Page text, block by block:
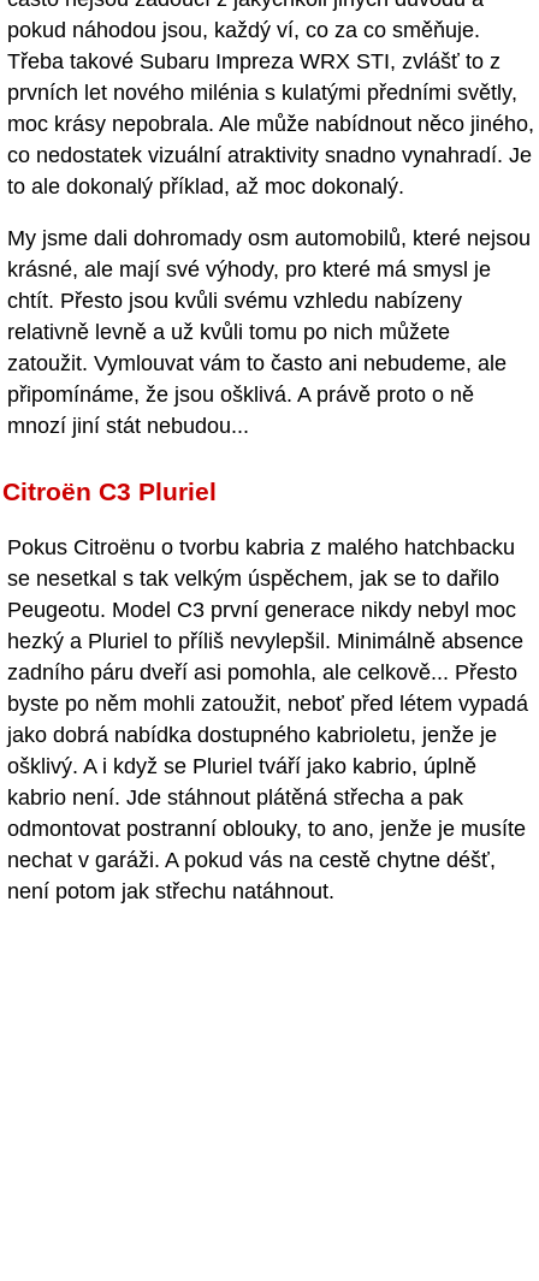
pokud náhodou jsou, každý ví, co za co směňuje.
Třeba takové Subaru Impreza WRX STI, zvlášť to z
prvních let nového milénia s kulatými předními světly,
moc krásy nepobrala. Ale může nabídnout něco jiného,
co nedostatek vizuální atraktivity snadno vynahradí. Je
to ale dokonalý příklad, až moc dokonalý.
My jsme dali dohromady osm automobilů, které nejsou
krásné, ale mají své výhody, pro které má smysl je
chtít. Přesto jsou kvůli svému vzhledu nabízeny
relativně levně a už kvůli tomu po nich můžete
zatoužit. Vymlouvat vám to často ani nebudeme, ale
připomínáme, že jsou ošklivá. A právě proto o ně
mnozí jiní stát nebudou...
Citroën C3 Pluriel
Pokus Citroënu o tvorbu kabria z malého hatchbacku
se nesetkal s tak velkým úspěchem, jak se to dařilo
Peugeotu. Model C3 první generace nikdy nebyl moc
hezký a Pluriel to příliš nevylepšil. Minimálně absence
zadního páru dveří asi pomohla, ale celkově... Přesto
byste po něm mohli zatoužit, neboť před létem vypadá
jako dobrá nabídka dostupného kabrioletu, jenže je
ošklivý. A i když se Pluriel tváří jako kabrio, úplně
kabrio není. Jde stáhnout plátěná střecha a pak
odmontovat postranní oblouky, to ano, jenže je musíte
nechat v garáži. A pokud vás na cestě chytne déšť,
není potom jak střechu natáhnout.